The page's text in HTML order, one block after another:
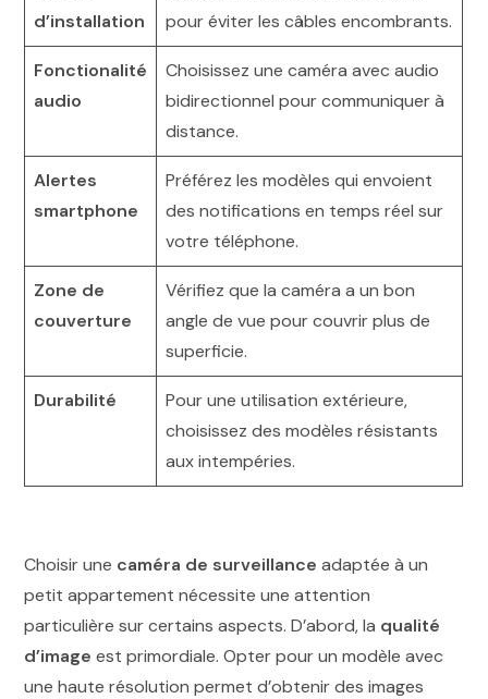
d’installation
pour éviter les câbles encombrants.
Fonctionalité
audio
Choisissez une caméra avec audio
bidirectionnel pour communiquer à
distance.
Alertes
smartphone
Préférez les modèles qui envoient
des notifications en temps réel sur
votre téléphone.
Zone de
couverture
Vérifiez que la caméra a un bon
angle de vue pour couvrir plus de
superficie.
Durabilité
Pour une utilisation extérieure,
choisissez des modèles résistants
aux intempéries.
Choisir une caméra de surveillance adaptée à un
petit appartement nécessite une attention
particulière sur certains aspects. D’abord, la qualité
d’image est primordiale. Opter pour un modèle avec
une haute résolution permet d’obtenir des images